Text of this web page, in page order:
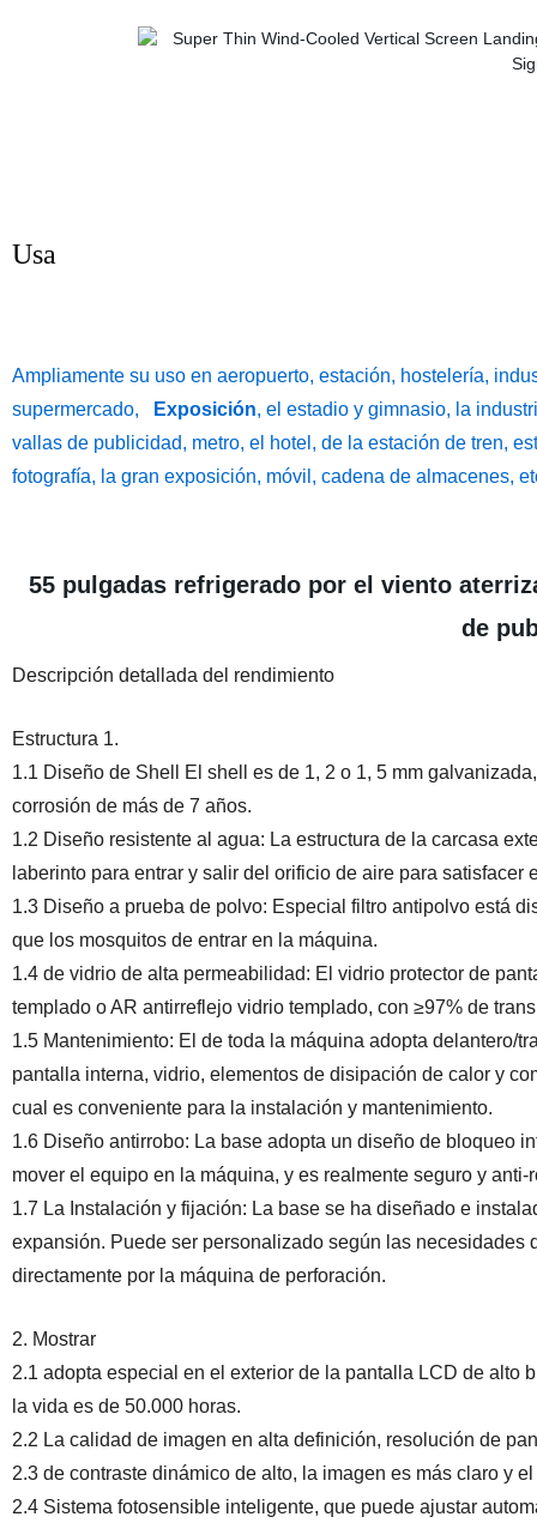
Usa
Ampliamente su uso en aeropuerto, estación, hostelería,
supermercado,
Exposición, el estadio y gimnasio, la
vallas de publicidad, metro, el hotel, de la estación de tren,
fotografía, la gran exposición, móvil, cadena de almacenes,
55 pulgadas refrigerado por el viento
de
Descripción detallada del rendimiento
Estructura 1.
1.1 Diseño de Shell El shell es de 1, 2 o 1, 5 mm
corrosión de más de 7 años.
1.2 Diseño resistente al agua: La estructura de la carcasa
laberinto para entrar y salir del orificio de aire para satisfacer
1.3 Diseño a prueba de polvo: Especial filtro antipolvo está
que los mosquitos de entrar en la máquina.
1.4 de vidrio de alta permeabilidad: El vidrio protector de
templado o AR antirreflejo vidrio templado, con ≥97% de
1.5 Mantenimiento: El de toda la máquina adopta delantero/
pantalla interna, vidrio, elementos de disipación de calor y
cual es conveniente para la instalación y mantenimiento.
1.6 Diseño antirrobo: La base adopta un diseño de bloqueo
mover el equipo en la máquina, y es realmente seguro y anti-
1.7 La Instalación y fijación: La base se ha diseñado e
expansión. Puede ser personalizado según las
directamente por la máquina de perforación.
2. Mostrar
2.1 adopta especial en el exterior de la pantalla LCD de
la vida es de 50.000 horas.
2.2 La calidad de imagen en alta definición, resolución de
2.3 de contraste dinámico de alto, la imagen es más claro y
2.4 Sistema fotosensible inteligente, que puede ajustar